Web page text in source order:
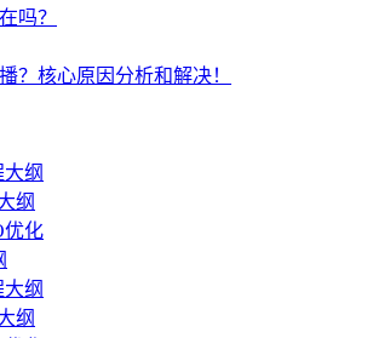
吗？
？核心原因分析和解决！
纲
纲
优化
纲
纲